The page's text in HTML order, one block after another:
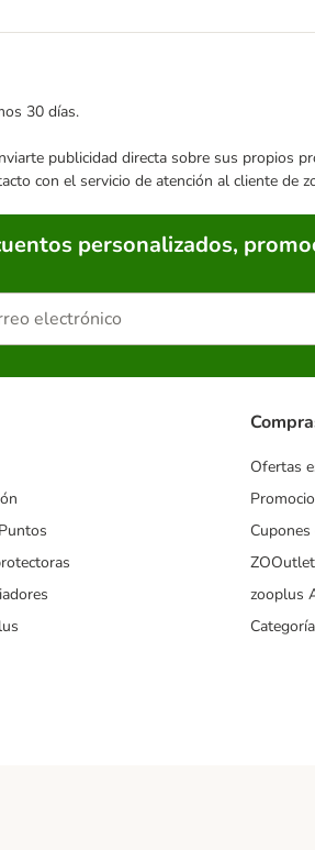
30 días.
publicidad directa sobre sus
con el servicio de atención al cliente de
personalizados,
Ofertas
ZOOutlet
zooplus